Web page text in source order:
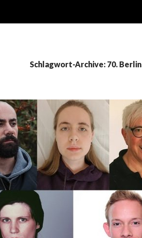
Schlagwort-Archive: 70.